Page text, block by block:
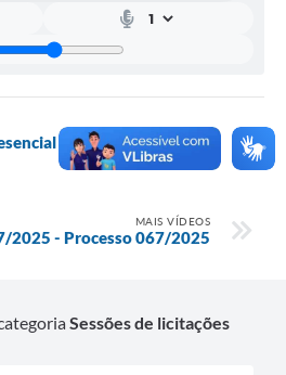
005/2025 - Processo
MAIS VÍDEOS
2025 - Processo 067/2025
Sessões de licitações